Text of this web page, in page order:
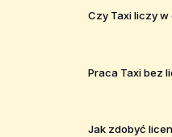
Czy Taxi liczy w
Praca Taxi bez
Jak zdobyć